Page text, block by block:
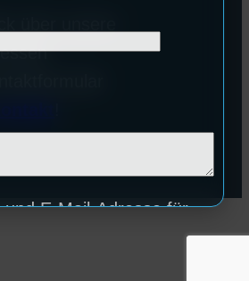
E-Mail-Adresse für
auf diesem Browser